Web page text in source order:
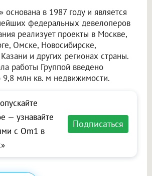
основана в 1987 году и является
федеральных девелоперов
реализует проекты в Москве,
Омске, Новосибирске,
и других регионах страны.
работы Группой введено
9,8 млн кв. м недвижимости.
— узнавайте
с Om1 в
Подписаться